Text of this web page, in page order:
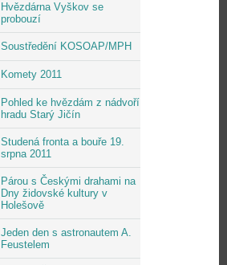
Hvězdárna Vyškov se
probouzí
Soustředění KOSOAP/MPH
Komety 2011
Pohled ke hvězdám z nádvoří
hradu Starý Jičín
Studená fronta a bouře 19.
srpna 2011
Párou s Českými drahami na
Dny židovské kultury v
Holešově
Jeden den s astronautem A.
Feustelem